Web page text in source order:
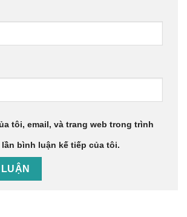
tôi, email, và trang web trong trình
bình luận kế tiếp của tôi.